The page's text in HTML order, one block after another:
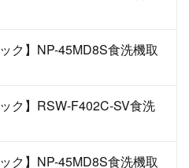
ク】NP-45MD8S食洗機取
ク】RSW-F402C-SV食洗
ク】NP-45MD8S食洗機取